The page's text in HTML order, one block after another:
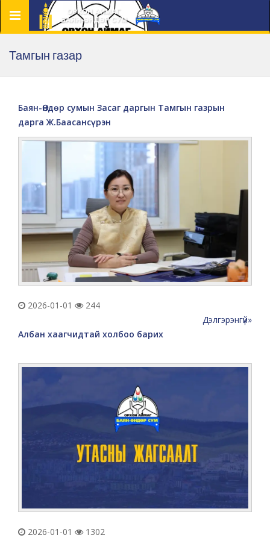
Цэс
Тамгын газар
Баян-Өндөр сумын Засаг даргын Тамгын газрын
дарга Ж.Баасансүрэн
2026-01-01
244
Дэлгэрэнгүй»
Албан хаагчидтай холбоо барих
2026-01-01
1302